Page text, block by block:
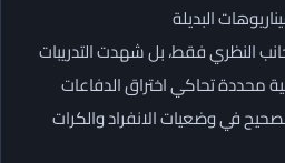
البديلة
النظري فقط، بل شهدت التدريبات
محددة تحاكي اختراق الدفاعات
في وضعيات الانفراد والكرات